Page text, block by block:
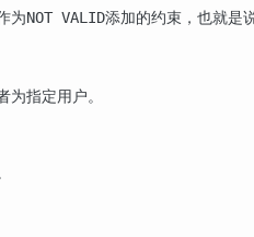
为NOT VALID添加的约束，也就是
指定用户。